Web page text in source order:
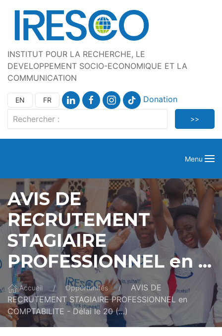
INSTITUT POUR LA RECHERCHE, LE
DEVELOPPEMENT SOCIO-ECONOMIQUE ET LA
COMMUNICATION
EN FR Donation
Menu
AVIS DE
RECRUTEMENT
STAGIAIRE
PROFESSIONNEL en ...
Accueil Opportunités
AVIS DE
RECRUTEMENT STAGIAIRE PROFESSIONNEL en
COMPTABILITE - Délai le 20 (…)